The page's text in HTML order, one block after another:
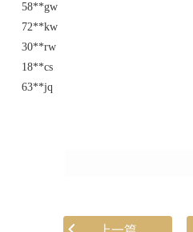
58**gw
72**kw
30**rw
18**cs
63**jq